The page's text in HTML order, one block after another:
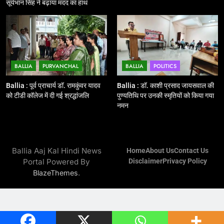
BALLIA
13
Ballia : त्यौहारों पर शांति व्यवस्था को
लेकर पुलिस ने किया रूट मार्च
BALLIA NATIONAL
14
15
में हो जाते है मायूस
सूर्यभान सिंह ने बढ़ाया मदद का हाथ
BALLIA PURVANCHAL
Ballia : पूर्व प्राचार्य डॉ. रामकुंवर यादव
को टीडी कॉलेज में दी गई श्रद्धांजलि
BALLIA POLITICS
Ballia : डॉ. काशी प्रसाद जायसवाल की
पुण्यतिथि पर उनकी स्मृतियों को किया गया
नमन
Ballia Aaj Kal Hindi News
Portal Powered By
BlazeThemes.
HomeAbout UsContact Us
DisclaimerPrivacy Policy